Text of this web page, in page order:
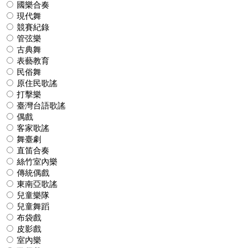
國樂合奏
現代舞
競賽紀錄
管弦樂
古典舞
表藝教育
民俗舞
原住民歌謠
打擊樂
臺灣台語歌謠
偶戲
客家歌謠
舞臺劇
直笛合奏
絲竹室內樂
傳統偶戲
東南亞歌謠
兒童樂隊
兒童舞蹈
布袋戲
皮影戲
室內樂